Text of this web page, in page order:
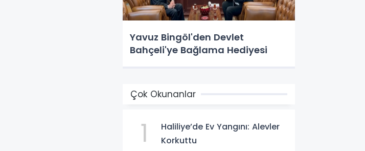
Yavuz Bingöl'den Devlet
Bahçeli'ye Bağlama Hediyesi
Çok Okunanlar
1
Haliliye’de Ev Yangını: Alevler
Korkuttu